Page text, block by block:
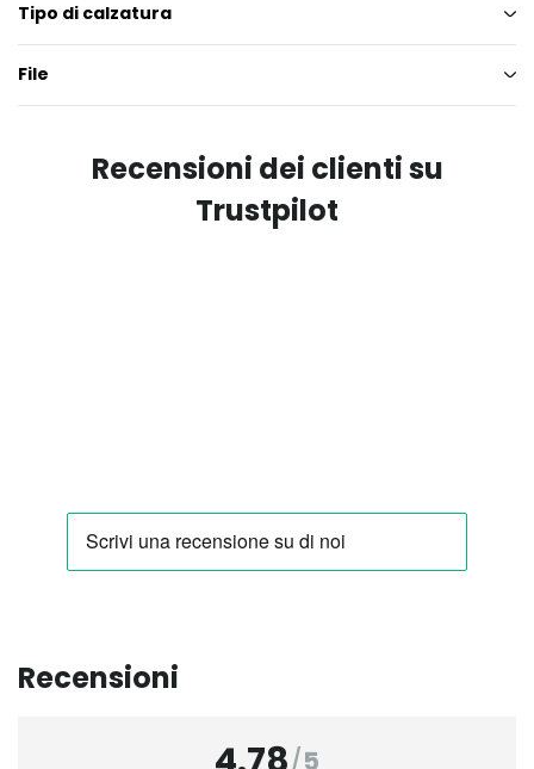
Tipo di calzatura
File
Recensioni dei clienti su
Trustpilot
Recensioni
/5